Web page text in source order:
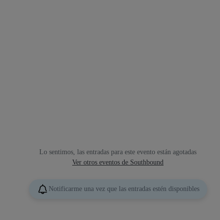
Lo sentimos, las entradas para este evento están agotadas
Ver otros eventos de Southbound
Notificarme una vez que las entradas estén disponibles